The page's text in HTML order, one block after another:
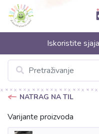
Iskoristite
NATRAG NA TIL
Varijante proizvoda